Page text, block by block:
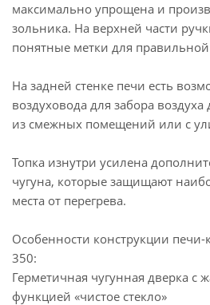
максимально упрощена и
зольника. На верхней части
понятные метки для
На задней стенке печи есть
воздуховода для забора воздуха
из смежных помещений или с
Топка изнутри усилена
чугуна, которые защищают
места от перегрева.
Особенности конструкции
350:
Герметичная чугунная дверка с
функцией «чистое стекло»